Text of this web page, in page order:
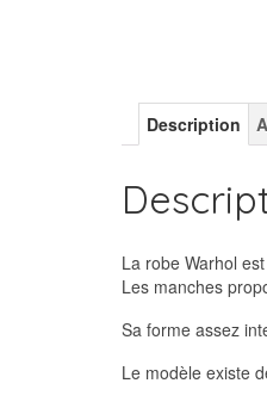
Description
La robe Warhol
Les manches
Sa forme assez
Le modèle existe